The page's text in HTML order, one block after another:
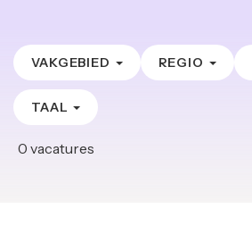
VAKGEBIED REGIO
TAAL
0 vacatures